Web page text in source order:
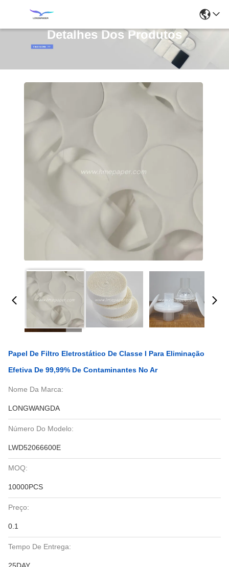
Detalhes Dos Produtos
Papel De Filtro Eletrostático De Classe I Para Eliminação
Efetiva De 99,99% De Contaminantes No Ar
Nome Da Marca:
LONGWANGDA
Número Do Modelo:
LWD52066600E
MOQ:
10000PCS
Preço:
0.1
Tempo De Entrega: